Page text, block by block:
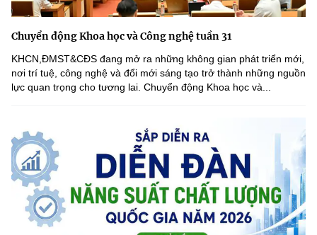
Chuyển động Khoa học và Công nghệ tuần 31
KHCN,ĐMST&CĐS đang mở ra những không gian phát triển mới,
nơi trí tuệ, công nghệ và đổi mới sáng tạo trở thành những nguồn
lực quan trọng cho tương lai. Chuyển động Khoa học và...